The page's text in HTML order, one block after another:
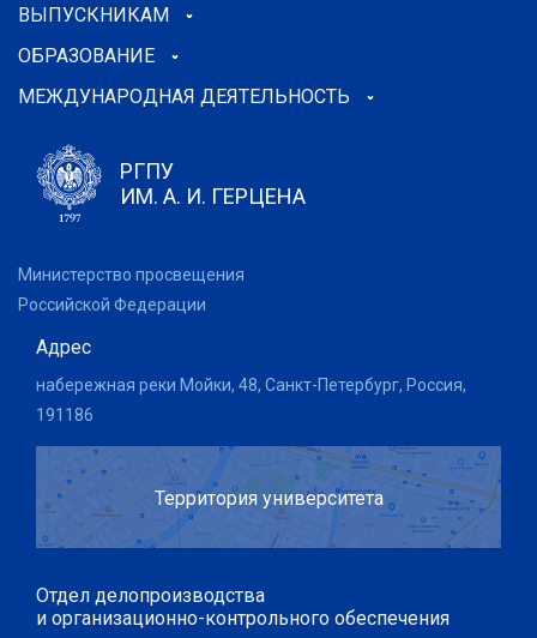
ВЫПУСКНИКАМ
ОБРАЗОВАНИЕ
МЕЖДУНАРОДНАЯ ДЕЯТЕЛЬНОСТЬ
РГПУ
ИМ. А. И. ГЕРЦЕНА
Министерство просвещения
Российской Федерации
Адрес
набережная реки Мойки, 48, Санкт-Петербург, Россия,
191186
Территория университета
Отдел делопроизводства
и организационно-контрольного обеспечения